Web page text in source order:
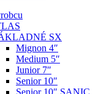
SX
Mignon 4″
Medium 5″
Junior 7″
Senior 10″
Senior 10″ SANIC